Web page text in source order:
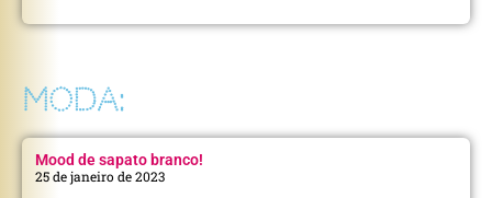
MODA:
Mood de sapato branco!
25 de janeiro de 2023